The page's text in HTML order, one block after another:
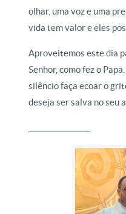
olhar, uma voz e uma
vida tem valor e eles
Aproveitemos este dia
Senhor, como fez o
silêncio faça ecoar o
deseja ser salva no seu